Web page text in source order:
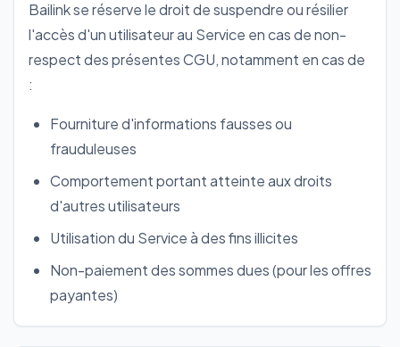
Bailink se réserve le droit de suspendre ou résilier
l'accès d'un utilisateur au Service en cas de non-
respect des présentes CGU, notamment en cas de
:
Fourniture d'informations fausses ou
frauduleuses
Comportement portant atteinte aux droits
d'autres utilisateurs
Utilisation du Service à des fins illicites
Non-paiement des sommes dues (pour les offres
payantes)